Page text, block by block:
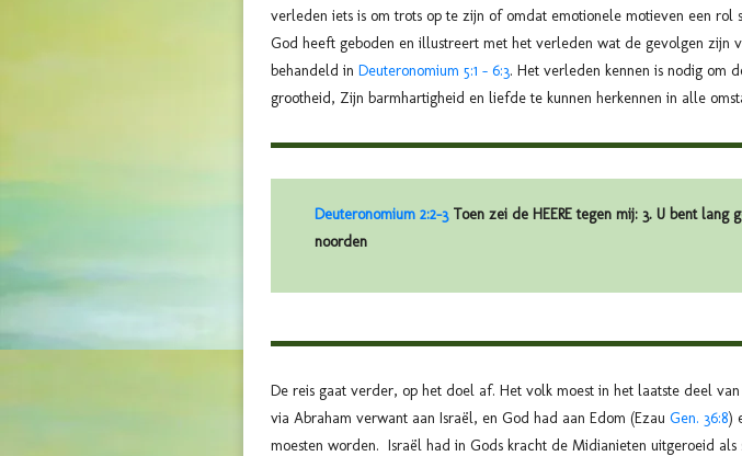
verleden iets is om trots op te zijn of omdat emotionele motieven een
God heeft geboden en illustreert met het verleden wat de gevolgen zijn
behandeld in Deuteronomium 5:1 – 6:3. Het verleden kennen is nodig om
grootheid, Zijn barmhartigheid en liefde te kunnen herkennen in alle
Deuteronomium 2:2-3Toen zei de HEERE tegen mij: 3. U bent
noorden
De reis gaat verder, op het doel af. Het volk moest in het laatste deel
via Abraham verwant aan Israël, en God had aan Edom (Ezau Gen. 36:8)
moesten worden. Israël had in Gods kracht de Midianieten uitgeroeid